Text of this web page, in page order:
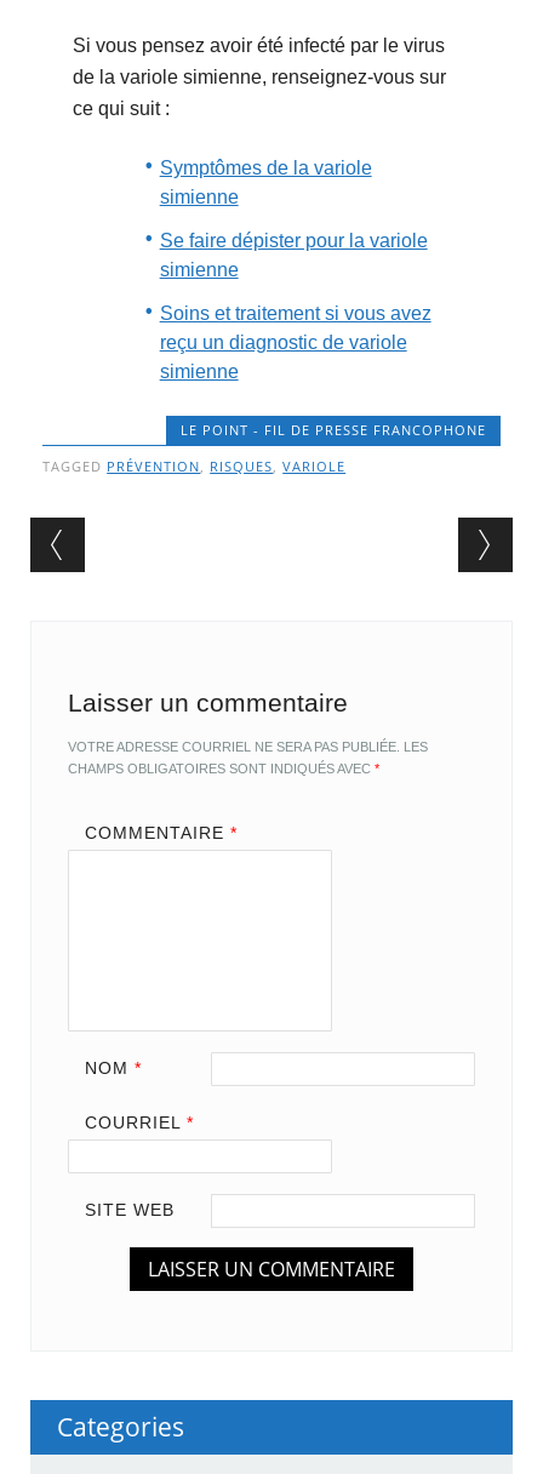
Si vous pensez avoir été infecté par le virus
de la variole simienne, renseignez-vous sur
ce qui suit :
Symptômes de la variole
simienne
Se faire dépister pour la variole
simienne
Soins et traitement si vous avez
reçu un diagnostic de variole
simienne
LE POINT - FIL DE PRESSE FRANCOPHONE
TAGGED PRÉVENTION, RISQUES,VARIOLE
Post navigation
Laisser un commentaire
VOTRE ADRESSE COURRIEL NE SERA PAS PUBLIÉE. LES
CHAMPS OBLIGATOIRES SONT INDIQUÉS AVEC*
COMMENTAIRE *
NOM *
COURRIEL *
SITE WEB
Categories